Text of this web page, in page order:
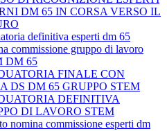
DM 65 IN CORSA VERSO IL
definitiva esperti dm 65
commissione gruppo di lavoro
DM 65
FINALE CON
DS DM 65 GRUPPO STEM
DEFINITIVA
DI LAVORO STEM
nomina commissione esperti dm